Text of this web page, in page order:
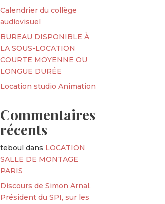
Calendrier du collège
audiovisuel
BUREAU DISPONIBLE À
LA SOUS-LOCATION
COURTE MOYENNE OU
LONGUE DURÉE
Location studio Animation
Commentaires
récents
teboul dans LOCATION
SALLE DE MONTAGE
PARIS
Discours de Simon Arnal,
Président du SPI, sur les